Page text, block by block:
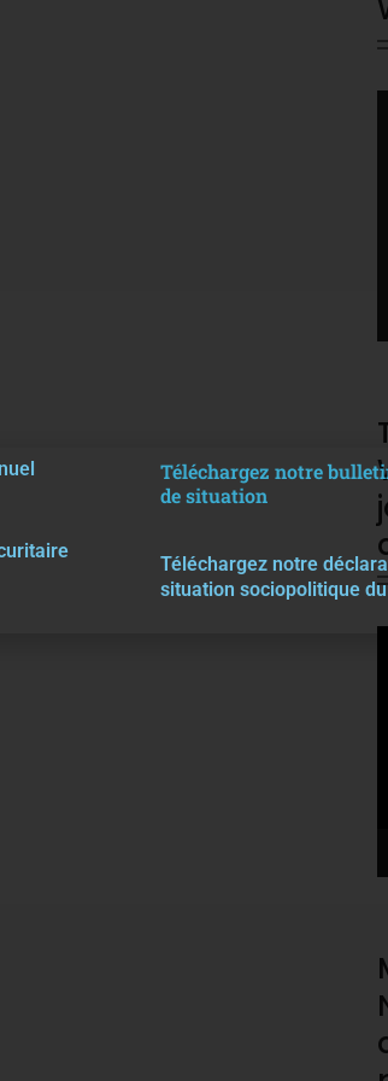
Téléchargez notre
de situation
Téléchargez notre déclar
situation sociopolitique